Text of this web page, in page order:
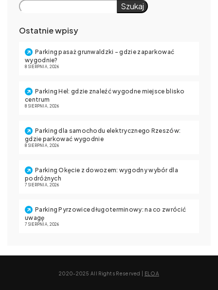
Szukaj
Ostatnie wpisy
Parking pasaż grunwaldzki – gdzie zaparkować
wygodnie?
8 SIERPNIA, 2026
Parking Hel: gdzie znaleźć wygodne miejsce blisko
centrum
8 SIERPNIA, 2026
Parking dla samochodu elektrycznego Rzeszów:
gdzie parkować wygodnie
8 SIERPNIA, 2026
Parking Okęcie z dowozem: wygodny wybór dla
podróżnych
7 SIERPNIA, 2026
Parking Pyrzowice długoterminowy: na co zwrócić
uwagę
7 SIERPNIA, 2026
2020-2025 All Rights Reserved | ELOA